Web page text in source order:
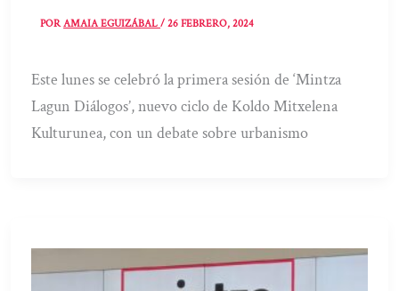
PORAMAIA EGUIZÁBAL/26 FEBRERO, 2024
Este lunes se celebró la primera sesión de ‘Mintza
Lagun Diálogos’, nuevo ciclo de Koldo Mitxelena
Kulturunea, con un debate sobre urbanismo